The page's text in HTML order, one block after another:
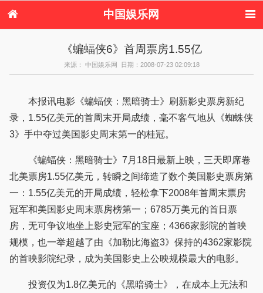
中国娱乐网
日本娱乐 韩国娱乐
音乐新闻 影视新闻
内地明星八卦
八卦
《蝙蝠侠6》首周票房1.55亿
来源： 中国娱乐网 日期：2008-07-23 02:09:18
本报讯电影《蝙蝠侠：黑暗骑士》刷新影史票房新纪
录，1.55亿美元的首周末开局成绩，毫不客气地从《蜘蛛侠
3》手中夺过美国影史周末第一的桂冠。
《蝙蝠侠：黑暗骑士》7月18日最新上映，三天即席卷
北美票房1.55亿美元，转瞬之间缔造了数个美国影史票房第
一：1.55亿美元的开局成绩，轻松拿下2008年首周末票房
冠军和美国影史周末票房榜第一；6785万美元的首日票
房，无可争议地坐上影史冠军的宝座；4366家影院的首映
规模，也一举超越了由《加勒比海盗3》保持的4362家影院
的首映影院纪录，成为美国影史上公映规模最大的电影。
投资仅为1.8亿美元的《黑暗骑士》，在成本上无法和